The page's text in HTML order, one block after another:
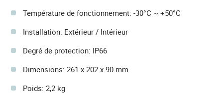
Température de fonctionnement: -30°C ~ +50°C
Installation: Extérieur / Intérieur
Degré de protection: IP66
Dimensions: 261 x 202 x 90 mm
Poids: 2,2 kg